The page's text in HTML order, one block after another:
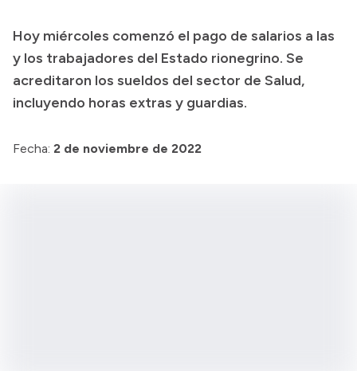
Boletín Oficial
Compras y licitaciones
Consulta de expedientes
Convocatorias
Hoy miércoles comenzó el pago de salarios a las
y los trabajadores del Estado rionegrino. Se
acreditaron los sueldos del sector de Salud,
incluyendo horas extras y guardias.
Fecha: 2 de noviembre de 2022